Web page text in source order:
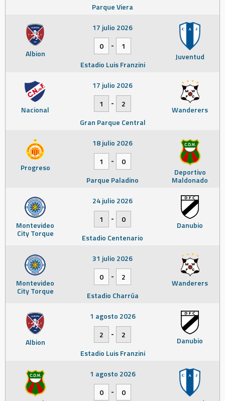
Parque Viera
Albion Juventud
17 julio 2026
0
-
1
Estadio Luis Franzini
Nacional Wanderers
17 julio 2026
1
-
2
Gran Parque Central
Progreso Deportivo
Maldonado
18 julio 2026
1
-
0
Parque Paladino
Montevideo
City Torque
Danubio
24 julio 2026
1
-
0
Estadio Centenario
Montevideo
City Torque
Wanderers
31 julio 2026
0
-
2
Estadio Charrúa
Albion Danubio
1 agosto 2026
2
-
2
Estadio Luis Franzini
1 agosto 2026
0
- 0